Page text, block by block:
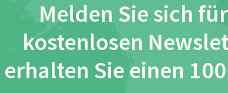
Melden Sie sich
kostenlosen
erhalten Sie einen